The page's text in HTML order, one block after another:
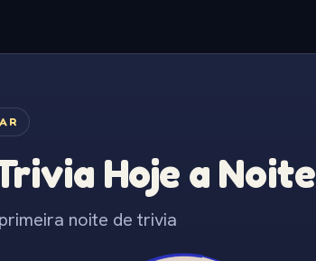
Hoje a Noite
noite de trivia